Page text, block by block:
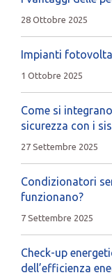
28 Ottobre 2025
Impianti
1 Ottobre 2025
Come si
sicurezza con i
27 Settembre 2025
Condizionatori
funzionano?
7 Settembre 2025
Check-up
dell’efficienza